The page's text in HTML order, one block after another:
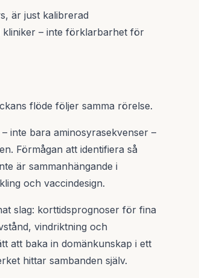
är just kalibrerad
– inte förklarbarhet för
flöde följer samma rörelse.
inte bara aminosyrasekvenser –
Förmågan att identifiera så
är sammanhängande i
och vaccindesign.
slag: korttidsprognoser för fina
vindriktning och
att baka in domänkunskap i ett
hittar sambanden själv.